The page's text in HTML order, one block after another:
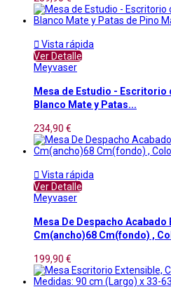
 Vista rápida
Ver Detalle
Meyvaser
Mesa de Estudio - Escritorio
Blanco Mate y Patas...
234,90 €
 Vista rápida
Ver Detalle
Meyvaser
Mesa De Despacho
Cm(ancho)68 Cm(fondo) ,
199,90 €